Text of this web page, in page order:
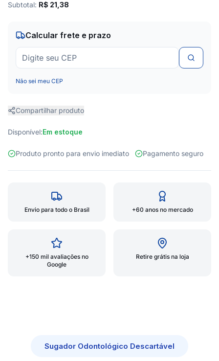
Subtotal: R$ 21,38
Calcular frete e prazo
Não sei meu CEP
Compartilhar produto
Disponível:Em estoque
Produto pronto para envio imediato Pagamento seguro
Envio para todo o Brasil +60 anos no mercado
+150 mil avaliações no
Google
Retire grátis na loja
Sugador Odontológico Descartável